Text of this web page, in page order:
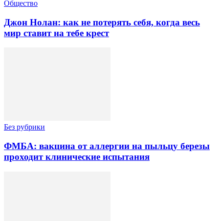
Общество
Джон Нолан: как не потерять себя, когда весь
мир ставит на тебе крест
Без рубрики
ФМБА: вакцина от аллергии на пыльцу березы
проходит клинические испытания